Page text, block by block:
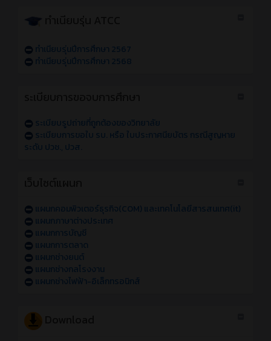
ทำเนียบรุ่นปีการศึกษา 2567
ทำเนียบรุ่นปีการศึกษา 2568
ระเบียบรูปถ่ายที่ถูกต้องของวิทยาลัย
ระเบียบการขอใบ รบ. หรือ ใบประกาศนียบัตร กรณีสูญหาย
ระดับ ปวช., ปวส.
แผนกคอมพิวเตอร์ธุรกิจ(COM) และเทคโนโลยีสารสนเทศ(it)
แผนกภาษาต่างประเทศ
แผนกการบัญชี
แผนกการตลาด
แผนกช่างยนต์
แผนกช่างกลโรงงาน
แผนกช่างไฟฟ้า-อิเล็กทรอนิกส์